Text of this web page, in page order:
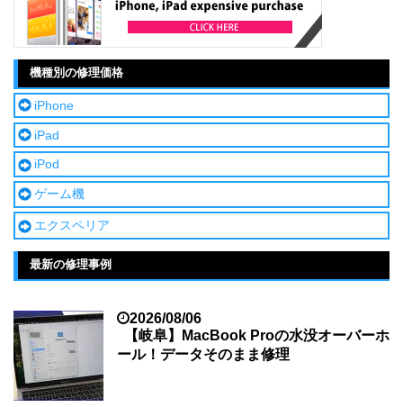
機種別の修理価格
iPhone
iPad
iPod
ゲーム機
エクスペリア
最新の修理事例
2026/08/06
【岐阜】MacBook Proの水没オーバーホ
ール！データそのまま修理